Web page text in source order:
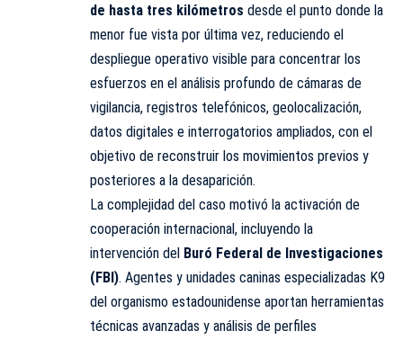
de hasta tres kilómetros desde el punto donde la
menor fue vista por última vez, reduciendo el
despliegue operativo visible para concentrar los
esfuerzos en el análisis profundo de cámaras de
vigilancia, registros telefónicos, geolocalización,
datos digitales e interrogatorios ampliados, con el
objetivo de reconstruir los movimientos previos y
posteriores a la desaparición.
La complejidad del caso motivó la activación de
cooperación internacional, incluyendo la
intervención del Buró Federal de Investigaciones
(FBI). Agentes y unidades caninas especializadas K9
del organismo estadounidense aportan herramientas
técnicas avanzadas y análisis de perfiles